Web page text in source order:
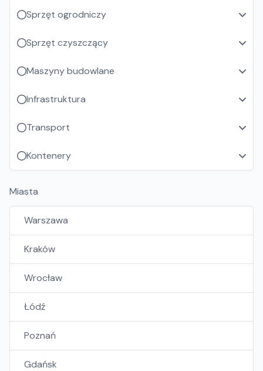
Sprzęt ogrodniczy
Sprzęt czyszczący
Maszyny budowlane
Infrastruktura
Transport
Kontenery
Miasta
Warszawa
Kraków
Wrocław
Łódź
Poznań
Gdańsk